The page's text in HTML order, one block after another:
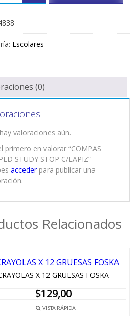
Escolares
(0)
valoraciones aún.
primero en valorar “COMPAS
STUDY STOP C/LAPIZ”
accederpara publicar una
Relacionados
X 12 GRUESAS FOSKA
$129,00
VISTA RÁPIDA